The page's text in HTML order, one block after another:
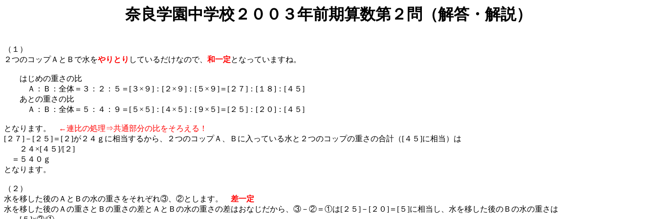
奈良学園中学校２００３年前期算数第２問（解答・解説）
（１）
２つのコップＡとＢで水をやりとり しているだけなので、 和一定となっていますね。
はじめの重さの比
Ａ：Ｂ：全体＝３：２：５＝[３×９]：[２×９]：[５×９]＝[２７]：[１８]：[４５]
あとの重さの比
Ａ：Ｂ：全体＝５：４：９＝[５×５]：[４×５]：[９×５]＝[２５]：[２０]：[４５]
となります。
←連比の処理⇒共通部分の比をそろえる！
[２７]－[２５]＝[２]が２４ｇに相当するから、２つのコップＡ、Ｂに入っている水と２つのコップの重さの合計（[４５]に相当）は
２４×[４５]/[２]
＝５４０ｇ
となります。
（２）
水を移した後のＡとＢの水の重さをそれぞれ③、②とします。 差一定
水を移した後のＡの重さとＢの重さの差とＡとＢの水の重さの差はおなじだから、③－②＝①は[２５]－[２０]＝[５]に相当し、水を移した後のＢの水の重さは